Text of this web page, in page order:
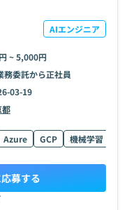
AIエンジニア
~ 5,000円
務委託から正社員
03-19
都
Azure GCP 機械学習
募する